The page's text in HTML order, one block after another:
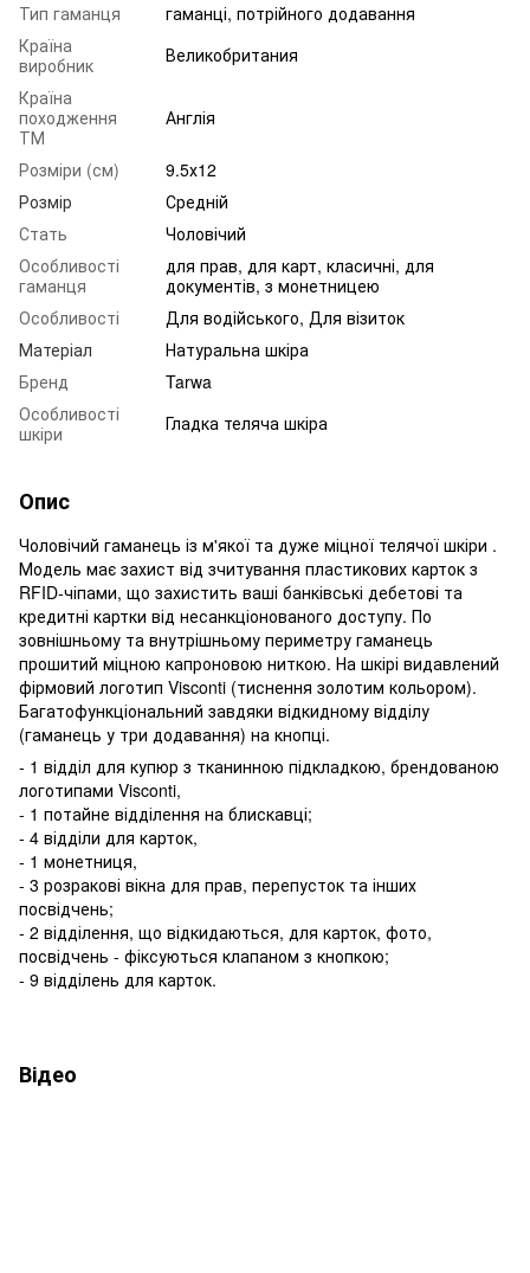
Тип гаманця
гаманці, потрійного додавання
Країна
виробник
Великобритания
Країна
походження
ТМ
Англія
Розміри (см)
9.5х12
Розмір
Средній
Стать
Чоловічий
Особливості
гаманця
для прав, для карт, класичні, для
документів, з монетницею
Особливості
Для водійського, Для візиток
Матеріал
Натуральна шкіра
Бренд
Tarwa
Особливості
шкіри
Гладка теляча шкіра
Опис
Чоловічий гаманець із м'якої та дуже міцної телячої шкіри .
Модель має захист від зчитування пластикових карток з
RFID-чіпами, що захистить ваші банківські дебетові та
кредитні картки від несанкціонованого доступу. По
зовнішньому та внутрішньому периметру гаманець
прошитий міцною капроновою ниткою. На шкірі видавлений
фірмовий логотип Visconti (тиснення золотим кольором).
Багатофункціональний завдяки відкидному відділу
(гаманець у три додавання) на кнопці.
- 1 відділ для купюр з тканинною підкладкою, брендованою
логотипами Visconti,
- 1 потайне відділення на блискавці;
- 4 відділи для карток,
- 1 монетниця,
- 3 розракові вікна для прав, перепусток та інших
посвідчень;
- 2 відділення, що відкидаються, для карток, фото,
посвідчень - фіксуються клапаном з кнопкою;
- 9 відділень для карток.
Відео